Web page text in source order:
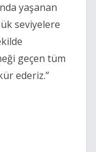
yaşanan
seviyelere
geçen tüm
ederiz.”